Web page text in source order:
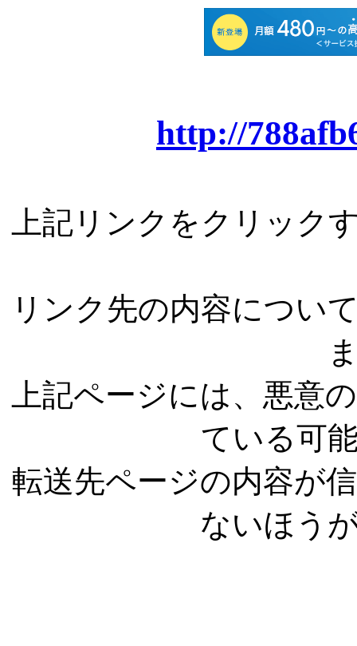
http://
上記リンクをクリック
リンク先の内容につい
上記ページには、悪意
ている可
転送先ページの内容が
ないほう